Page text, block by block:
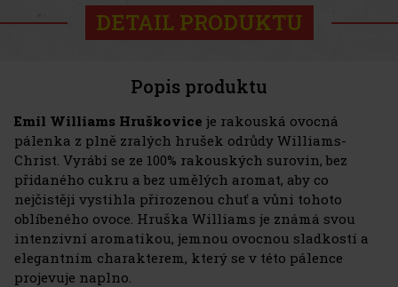
DETAIL PRODUKTU
Popis produktu
Emil Williams Hruškovice je rakouská ovocná
pálenka z plně zralých hrušek odrůdy Williams-
Christ. Vyrábí se ze 100% rakouských surovin, bez
přidaného cukru a bez umělých aromat, aby co
nejčistěji vystihla přirozenou chuť a vůni tohoto
oblíbeného ovoce. Hruška Williams je známá svou
intenzivní aromatikou, jemnou ovocnou sladkostí a
elegantním charakterem, který se v této pálence
projevuje naplno.